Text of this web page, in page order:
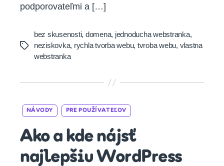
podporovateľmi a […]
Tags
bez skusenosti, domena, jednoducha webstranka,
neziskovka, rychla tvorba webu, tvroba webu, vlastna
webstranka
Categories
NÁVODY PRE POUŽÍVATEĽOV
Ako a kde nájsť
najlepšiu WordPress